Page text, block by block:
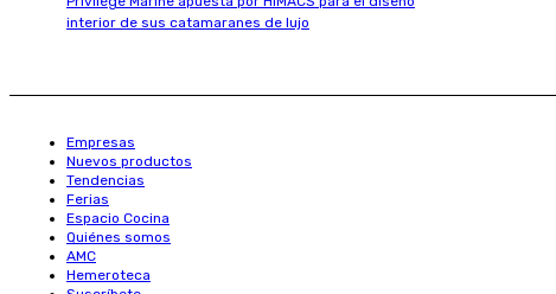
interior de sus catamaranes de lujo
Empresas
Nuevos productos
Tendencias
Ferias
Espacio Cocina
Quiénes somos
AMC
Hemeroteca